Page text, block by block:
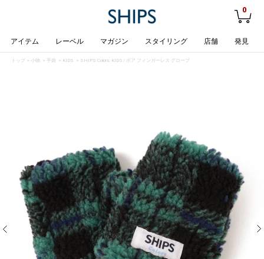
0
アイテム レーベル マガジン スタイリング 店舗 発見
トップ > 小物 > 手袋 > KIDS > SHIPS Colors: KIDS / ボア フィンガーレス グローブ